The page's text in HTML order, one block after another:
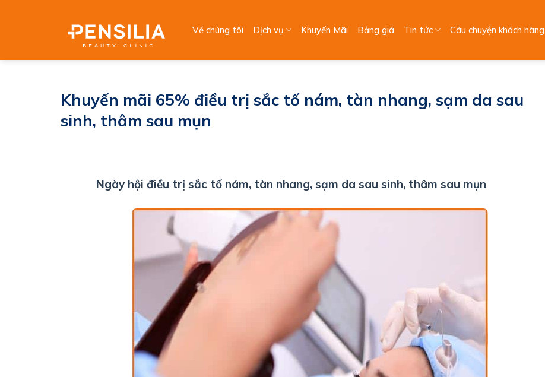
Về chúng tôi Dịch vụ Khuyến Mãi Bảng giá Tin tức Câu chuyện khách hàng
Khuyến mãi 65% điều trị sắc tố nám, tàn nhang, sạm da sau
sinh, thâm sau mụn
Ngày hội điều trị sắc tố nám, tàn nhang, sạm da sau sinh, thâm sau mụn